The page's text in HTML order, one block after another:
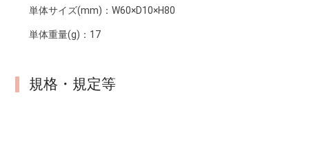
単体サイズ(mm)：W60×D10×H80
単体重量(g)： 17
規格・規定等